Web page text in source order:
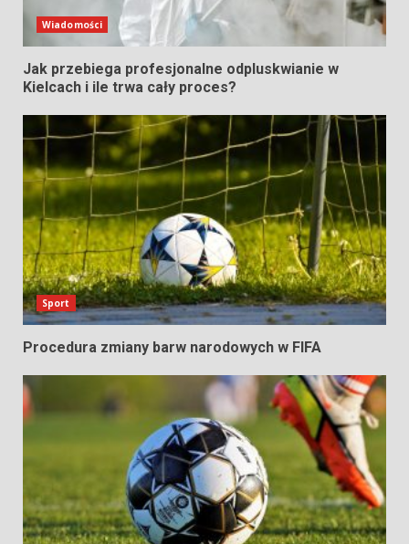
Wiadomości
Jak przebiega profesjonalne odpluskwianie w
Kielcach i ile trwa cały proces?
Sport
Procedura zmiany barw narodowych w FIFA